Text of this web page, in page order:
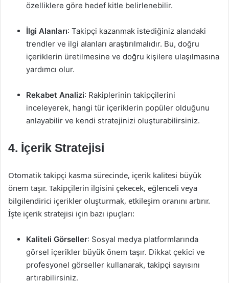
özelliklere göre hedef kitle belirlenebilir.
İlgi Alanları: Takipçi kazanmak istediğiniz alandaki
trendler ve ilgi alanları araştırılmalıdır. Bu, doğru
içeriklerin üretilmesine ve doğru kişilere ulaşılmasına
yardımcı olur.
Rekabet Analizi: Rakiplerinin takipçilerini
inceleyerek, hangi tür içeriklerin popüler olduğunu
anlayabilir ve kendi stratejinizi oluşturabilirsiniz.
4. İçerik Stratejisi
Otomatik takipçi kasma sürecinde, içerik kalitesi büyük
önem taşır. Takipçilerin ilgisini çekecek, eğlenceli veya
bilgilendirici içerikler oluşturmak, etkileşim oranını artırır.
İşte içerik stratejisi için bazı ipuçları:
Kaliteli Görseller: Sosyal medya platformlarında
görsel içerikler büyük önem taşır. Dikkat çekici ve
profesyonel görseller kullanarak, takipçi sayısını
artırabilirsiniz.